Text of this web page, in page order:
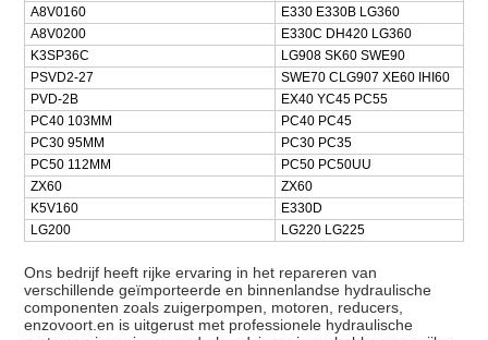
A8V0160
E330 E330B LG360
A8V0200
E330C DH420 LG360
K3SP36C
LG908 SK60 SWE90
PSVD2-27
SWE70 CLG907 XE60 IHI60
PVD-2B
EX40 YC45 PC55
PC40 103MM
PC40 PC45
PC30 95MM
PC30 PC35
PC50 112MM
PC50 PC50UU
ZX60
ZX60
K5V160
E330D
LG200
LG220 LG225
Ons bedrijf heeft rijke ervaring in het repareren van
verschillende geïmporteerde en binnenlandse hydraulische
componenten zoals zuigerpompen, motoren, reducers,
enzovoort.en is uitgerust met professionele hydraulische